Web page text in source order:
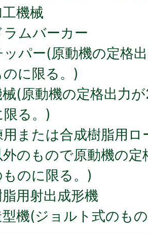
機械
ラムバーカー
ッパー(原動機の定格
に限る。)
(原動機の定格出力
限る。)
用または合成樹脂用
外のもので原動機の
のに限る。)
用射出成形機
機(ジョルト式のも